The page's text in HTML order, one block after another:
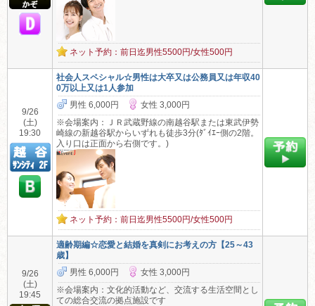
ネット予約：前日迄男性5500円/女性500円
9/26
(土)
19:30
社会人スペシャル☆男性は大卒又は公務員又は年収40
0万以上又は1人参加
男性 6,000円
女性 3,000円
※会場案内：ＪＲ武蔵野線の南越谷駅または東武伊勢
崎線の新越谷駅からいずれも徒歩3分(ﾀﾞｲｴｰ側の2階。
入り口は正面から右側です。)
ネット予約：前日迄男性5500円/女性500円
9/26
(土)
19:45
適齢期編☆恋愛と結婚を真剣にお考えの方【25～43
歳】
男性 6,000円
女性 3,000円
※会場案内：文化的活動など、交流する生活空間とし
ての総合交流の拠点施設です